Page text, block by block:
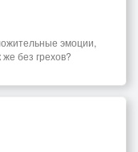
эмоции,
без грехов?